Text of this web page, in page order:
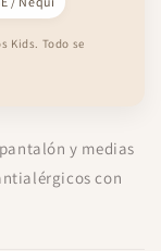
Kids. Todo se
y medias
con